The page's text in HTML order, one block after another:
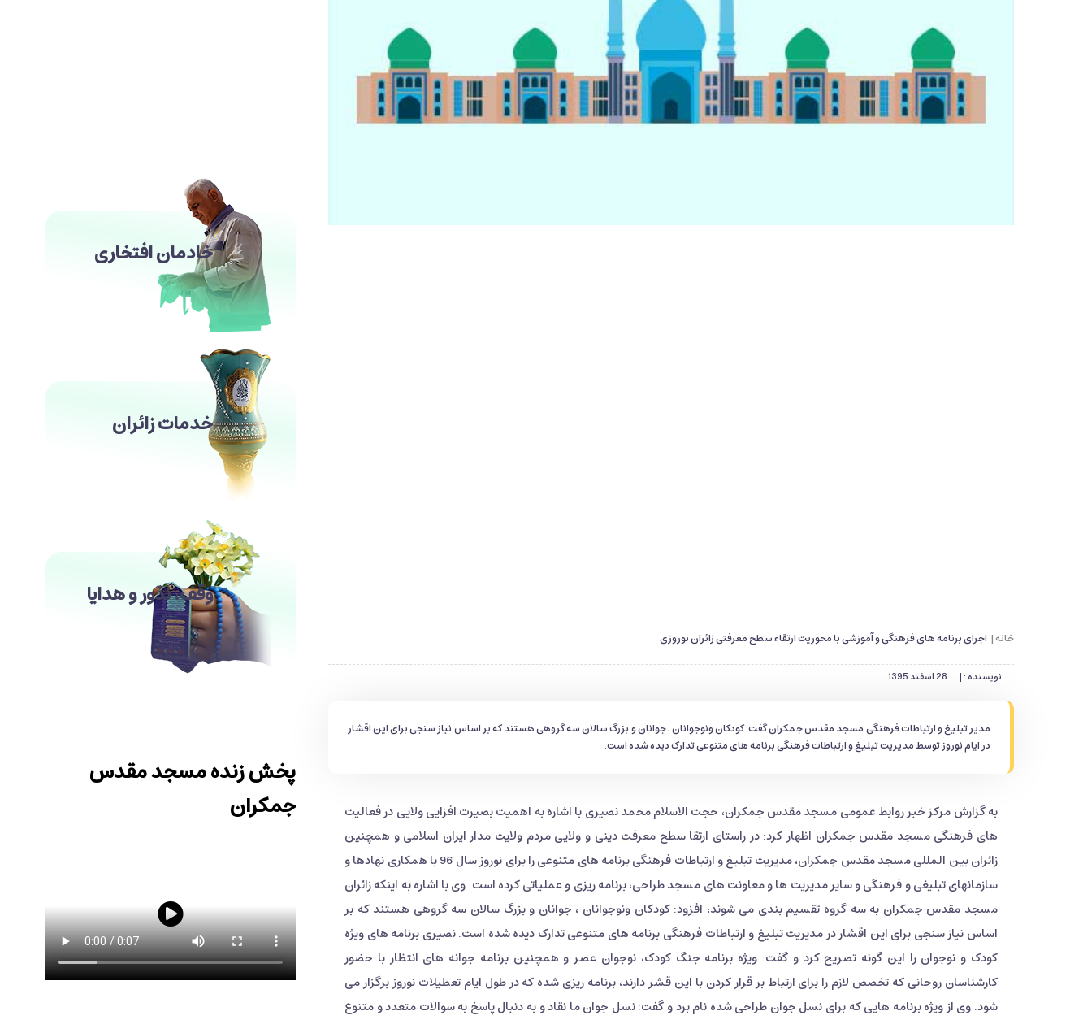
خانه | اجرای برنامه های فرهنگی و آموزشی با محوریت ارتقاء سطح معرفتی زائران نوروزی
نویسنده : | 28 اسفند 1395
مدیر تبلیغ و ارتباطات فرهنگی مسجد مقدس جمکران گفت: کودکان ونوجوانان ، جوانان و بزرگ سالان سه گروهی هستند که بر اساس نیاز سنجی برای این اقشار
در ایام نوروز توسط مدیریت تبلیغ و ارتباطات فرهنگی برنامه های متنوعی تدارک دیده شده است.
به گزارش مرکز خبر روابط عمومی مسجد مقدس جمکران، حجت الاسلام محمد نصیری با اشاره به اهمیت بصیرت افزایی ولایی در فعالیت
های فرهنگی مسجد مقدس جمکران اظهار کرد: در راستای ارتقا سطح معرفت دینی و ولایی مردم ولایت مدار ایران اسلامی و همچنین
زائران بین المللی مسجد مقدس جمکران، مدیریت تبلیغ و ارتباطات فرهنگی برنامه های متنوعی را برای نوروز سال 96 با همکاری نهادها و
سازمانهای تبلیغی و فرهنگی و سایر مدیریت ها و معاونت های مسجد طراحی، برنامه ریزی و عملیاتی کرده است. وی با اشاره به اینکه زائران
مسجد مقدس جمکران به سه گروه تقسیم بندی می شوند، افزود: کودکان ونوجوانان ، جوانان و بزرگ سالان سه گروهی هستند که بر
اساس نیاز سنجی برای این اقشار در مدیریت تبلیغ و ارتباطات فرهنگی برنامه های متنوعی تدارک دیده شده است. نصیری برنامه های ویژه
کودک و نوجوان را این گونه تصریح کرد و گفت: ویژه برنامه جنگ کودک، نوجوان عصر و همچنین برنامه جوانه های انتظار با حضور
کارشناسان روحانی که تخصص لازم را برای ارتباط بر قرار کردن با این قشر دارند، برنامه ریزی شده که در طول ایام تعطیلات نوروز برگزار می
شود. وی از ویژه برنامه هایی که برای نسل جوان طراحی شده نام برد و گفت: نسل جوان ما نقاد و به دنبال پاسخ به سوالات متعدد و متنوع
خادمان افتخاری
خدمات زائران
وقف، نذور و هدایا
پخش زنده مسجد مقدس
جمکران